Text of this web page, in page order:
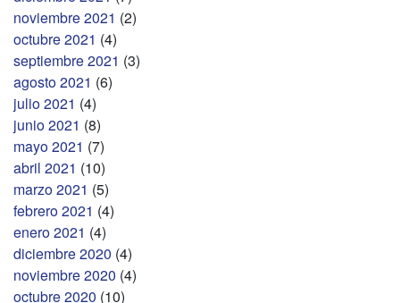
noviembre 2021 (2)
octubre 2021 (4)
septiembre 2021 (3)
agosto 2021 (6)
julio 2021 (4)
junio 2021 (8)
mayo 2021 (7)
abril 2021 (10)
marzo 2021 (5)
febrero 2021 (4)
enero 2021 (4)
diciembre 2020 (4)
noviembre 2020 (4)
octubre 2020 (10)